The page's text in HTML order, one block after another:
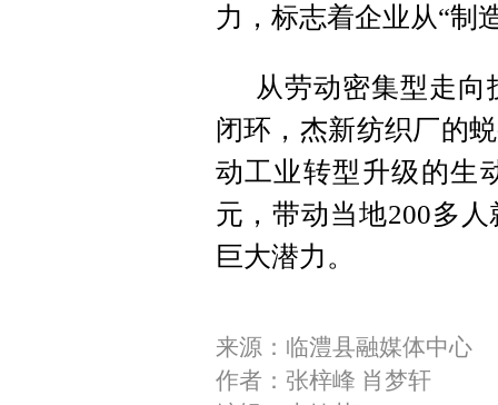
力，标志着企业从“制
从劳动密集型走
闭环，杰新纺织厂的
动工业转型升级的生
元，带动当地200多
巨大潜力。
来源：临澧县融媒体中心
作者：张梓峰 肖梦轩